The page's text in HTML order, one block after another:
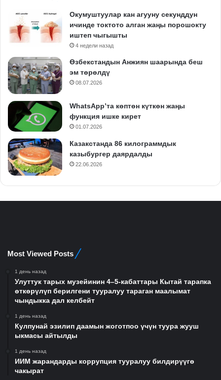
Окумуштуулар кан агууну секунддун
ичинде токтото алган жаңы порошокту
иштеп чыгышты
4 недели назад
Өзбекстандын Анжиян шаарында беш
эм төрөлдү
08.07.2026
WhatsApp’та көптөн күткөн жаңы
функция ишке кирет
01.07.2026
Казакстанда 86 килограммдык
казыбургер даярдалды
22.06.2026
Most Viewed Posts
1 день назад
Улуттук тарых музейинин 4–5-кабаттары Кытай тарапка
өткөрүлүп берилгени тууралуу тараган маалымат
чындыкка дал келбейт
1 день назад
Кулпунай эзилип даамын жоготпоо үчүн туура жууш
ыкмасы айтылды
1 день назад
ИИМ жарандарды коррупция тууралуу билдирүүгө
чакырат